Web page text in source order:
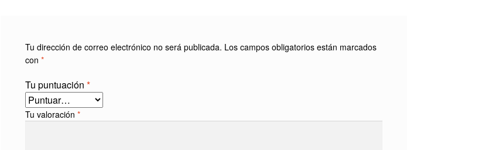
Tu dirección de correo electrónico no será publicada. Los campos obligatorios están marcados
con *
Tu puntuación *
Tu valoración *